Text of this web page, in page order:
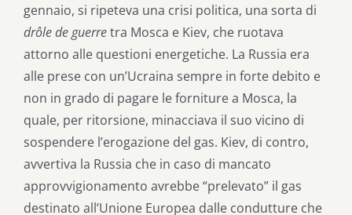
gennaio, si ripeteva una crisi politica, una sorta di
drôle de guerretra Mosca e Kiev, che ruotava
attorno alle questioni energetiche. La Russia era
alle prese con un’Ucraina sempre in forte debito e
non in grado di pagare le forniture a Mosca, la
quale, per ritorsione, minacciava il suo vicino di
sospendere l’erogazione del gas. Kiev, di contro,
avvertiva la Russia che in caso di mancato
approvvigionamento avrebbe “prelevato” il gas
destinato all’Unione Europea dalle condutture che